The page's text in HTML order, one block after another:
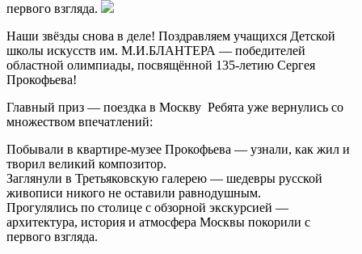
первого взгляда.
Наши звёзды снова в деле! Поздравляем учащихся Детской
школы искусств им. М.И.БЛАНТЕРА — победителей
областной олимпиады, посвящённой 135-летию Сергея
Прокофьева!
Главный приз — поездка в Москву Ребята уже вернулись со
множеством впечатлений:
Побывали в квартире-музее Прокофьева — узнали, как жил и
творил великий композитор.
Заглянули в Третьяковскую галерею — шедевры русской
живописи никого не оставили равнодушным.
Прогулялись по столице с обзорной экскурсией —
архитектура, история и атмосфера Москвы покорили с
первого взгляда.